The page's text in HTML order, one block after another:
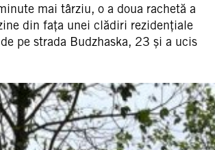
mai târziu, o a doua rachetă a
din fața unei clădiri rezidențiale
pe strada Budzhaska, 23 și a ucis